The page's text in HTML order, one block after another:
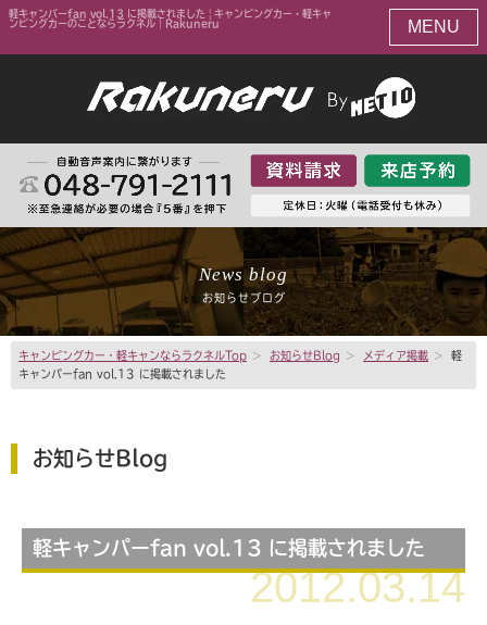
軽キャンパーfan vol.13 に掲載されました | キャンピングカー・軽キャ
ンピングカーのことならラクネル｜Rakuneru
MENU
News blog
お知らせブログ
キャンピングカー・軽キャンならラクネルTop > お知らせBlog > メディア掲載 >
軽
キャンパーfan vol.13 に掲載されました
お知らせBlog
軽キャンパーfan vol.13 に掲載されました
2012.03.14